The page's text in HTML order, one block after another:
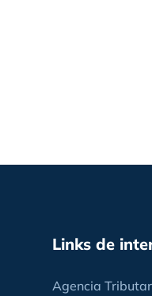
Links de
Agencia